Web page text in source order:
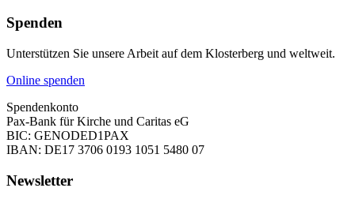
Spenden
Unterstützen Sie unsere Arbeit auf dem Klosterberg und weltweit.
Online spenden
Spendenkonto
Pax-Bank für Kirche und Caritas eG
BIC: GENODED1PAX
IBAN: DE17 3706 0193 1051 5480 07
Newsletter